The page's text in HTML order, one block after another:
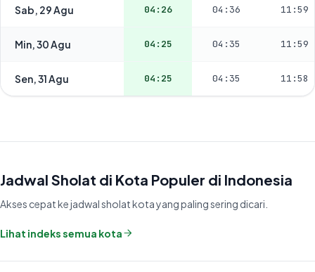
Sab, 29 Agu 04:26 04:36 11:59
Min, 30 Agu 04:25 04:35 11:59
Sen, 31 Agu 04:25 04:35 11:58
Jadwal Sholat di Kota Populer di Indonesia
Akses cepat ke jadwal sholat kota yang paling sering dicari.
Lihat indeks semua kota